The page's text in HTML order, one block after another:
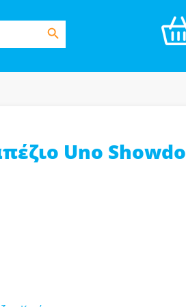
Search Button
Uno